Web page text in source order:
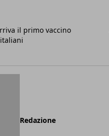
il primo vaccino
Redazione